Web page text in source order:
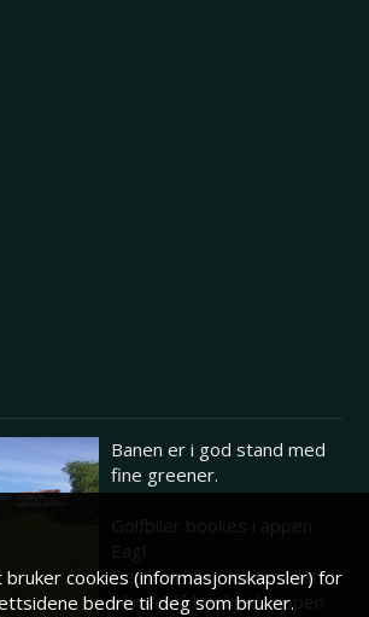
Banen er i god stand med
fine greener.
Dersom biler ikke er tillatt
vil man få beskjed i appen
cookies (informasjonskapsler) for
bedre til deg som bruker.